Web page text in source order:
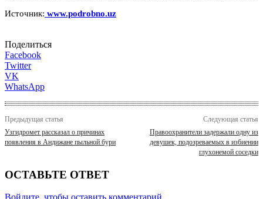
Источник: www.podrobno.uz
Поделиться
Facebook
Twitter
VK
WhatsApp
Предыдущая статья
Узгидромет рассказал о причинах
появления в Андижане пыльной бури
Следующая статья
Правоохранители задержали одну из
девушек, подозреваемых в избиении
глухонемой соседки
ОСТАВЬТЕ ОТВЕТ